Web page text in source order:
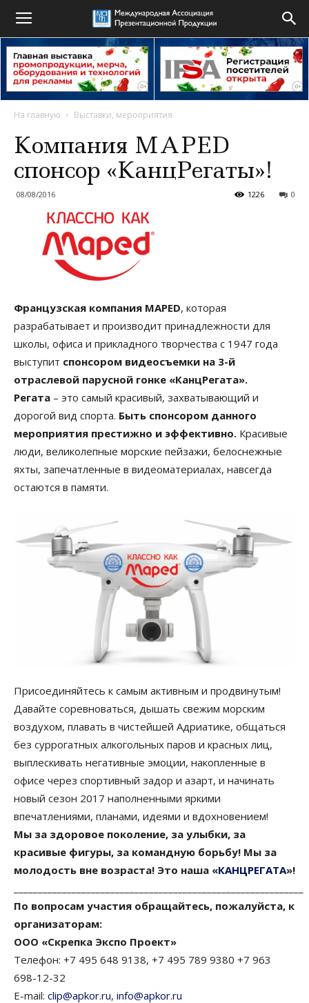
На главную Выставки, мероприятия
Компания MAPED
спонсор «КанцРегаты»!
08/08/2016 0
1226
Французская компания MAPED, которая
разрабатывает и производит принадлежности для
школы, офиса и прикладного творчества с 1947 года
выступит спонсором видеосъемки на 3-й
отраслевой парусной гонке «КанцРегата».
Регата – это самый красивый, захватывающий и
дорогой вид спорта. Быть спонсором данного
мероприятия престижно и эффективно. Красивые
люди, великолепные морские пейзажи, белоснежные
яхты, запечатленные в видеоматериалах, навсегда
остаются в памяти.
Присоединяйтесь к самым активным и продвинутым!
Давайте соревноваться, дышать свежим морским
воздухом, плавать в чистейшей Адриатике, общаться
без суррогатных алкогольных паров и красных лиц,
выплескивать негативные эмоции, накопленные в
офисе через спортивный задор и азарт, и начинать
новый сезон 2017 наполненными яркими
впечатлениями, планами, идеями и вдохновением!
Мы за здоровое поколение, за улыбки, за
красивые фигуры, за командную борьбу! Мы за
молодость вне возраста! Это наша «КАНЦРЕГАТА»!
По вопросам участия обращайтесь, пожалуйста, к
организаторам:
ООО «Скрепка Экспо Проект»
Телефон: +7 495 648 9138, +7 495 789 9380 +7 963
698-12-32
E-mail: clip@apkor.ru, info@apkor.ru